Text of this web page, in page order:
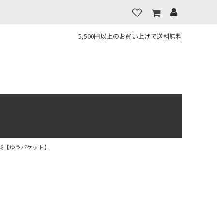
5,500円以上のお買い上げで送料無料
ゆうパケット】